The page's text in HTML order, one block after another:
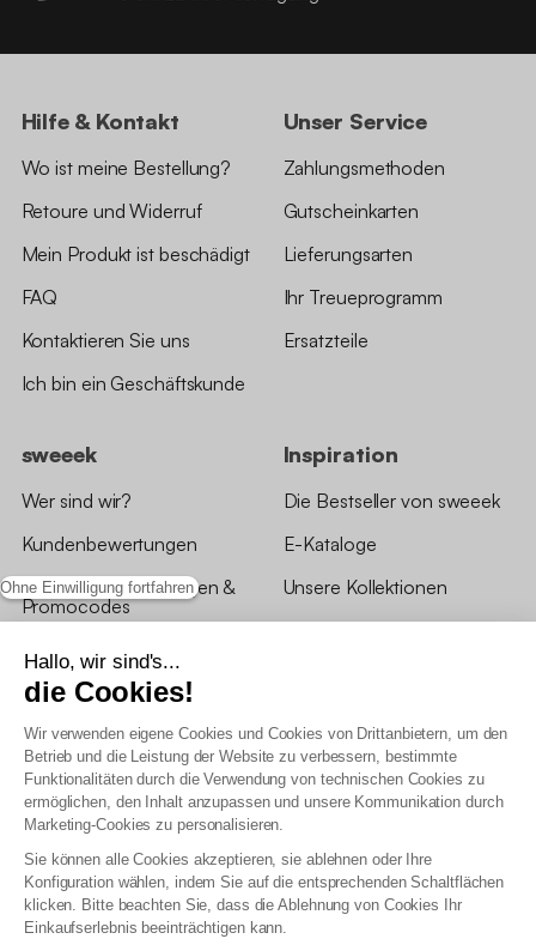
Ohne Einwilligung fortfahren
Hallo, wir sind's...
die Cookies!
Wir verwenden eigene Cookies und Cookies von Drittanbietern, um den
Betrieb und die Leistung der Website zu verbessern, bestimmte
Funktionalitäten durch die Verwendung von technischen Cookies zu
ermöglichen, den Inhalt anzupassen und unsere Kommunikation durch
Marketing-Cookies zu personalisieren.
Sie können alle Cookies akzeptieren, sie ablehnen oder Ihre
Konfiguration wählen, indem Sie auf die entsprechenden Schaltflächen
klicken. Bitte beachten Sie, dass die Ablehnung von Cookies Ihr
Einkaufserlebnis beeinträchtigen kann.
Hilfe & Kontakt
Wo ist meine Bestellung?
Retoure und Widerruf
Mein Produkt ist beschädigt
FAQ
Kontaktieren Sie uns
Ich bin ein Geschäftskunde
Unser Service
Zahlungsmethoden
Gutscheinkarten
Lieferungsarten
Ihr Treueprogramm
Ersatzteile
sweeek
Wer sind wir?
Kundenbewertungen
*Angebotsbedingungen &
Promocodes
Bewertungen von sweeek
Unsere Geschäfte
Inspiration
Die Bestseller von sweeek
E-Kataloge
Unsere Kollektionen
AGB Treueprogramm
Datenschutzrichtlinien
Allgemeine Geschäftsbedingungen für Geschäftskunden
Erklärung zur Barrierefreiheit